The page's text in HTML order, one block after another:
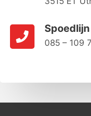
Spoedlijn
085 – 109